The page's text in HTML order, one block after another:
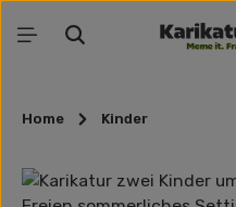
Zum Hauptinhalt springen
Home Kinder